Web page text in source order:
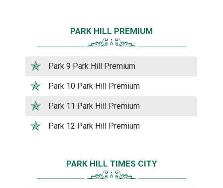
PARK HILL PREMIUM
Park 9 Park Hill Premium
Park 10 Park Hill Premium
Park 11 Park Hill Premium
Park 12 Park Hill Premium
PARK HILL TIMES CITY